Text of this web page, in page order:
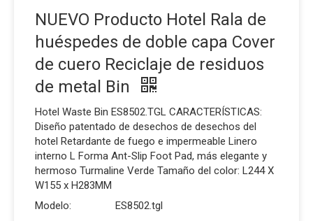
NUEVO Producto Hotel Rala de
huéspedes de doble capa Cover
de cuero Reciclaje de residuos
de metal Bin
Hotel Waste Bin ES8502.TGL CARACTERÍSTICAS:
Diseño patentado de desechos de desechos del
hotel Retardante de fuego e impermeable Linero
interno L Forma Ant-Slip Foot Pad, más elegante y
hermoso Turmaline Verde Tamaño del color: L244 X
W155 x H283MM
Modelo:
ES8502.tgl